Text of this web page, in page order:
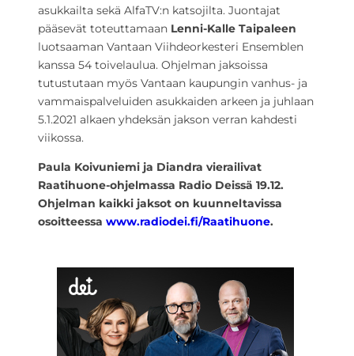
asukkailta sekä AlfaTV:n katsojilta. Juontajat
pääsevät toteuttamaan Lenni-Kalle Taipaleen
luotsaaman Vantaan Viihdeorkesteri Ensemblen
kanssa 54 toivelaulua. Ohjelman jaksoissa
tutustutaan myös Vantaan kaupungin vanhus- ja
vammaispalveluiden asukkaiden arkeen ja juhlaan
5.1.2021 alkaen yhdeksän jakson verran kahdesti
viikossa.
Paula Koivuniemi ja Diandra vierailivat
Raatihuone-ohjelmassa Radio Deissä 19.12.
Ohjelman kaikki jaksot on kuunneltavissa
osoitteessa www.radiodei.fi/Raatihuone.